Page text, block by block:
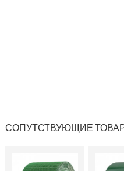
СОПУТСТВУЮЩИЕ